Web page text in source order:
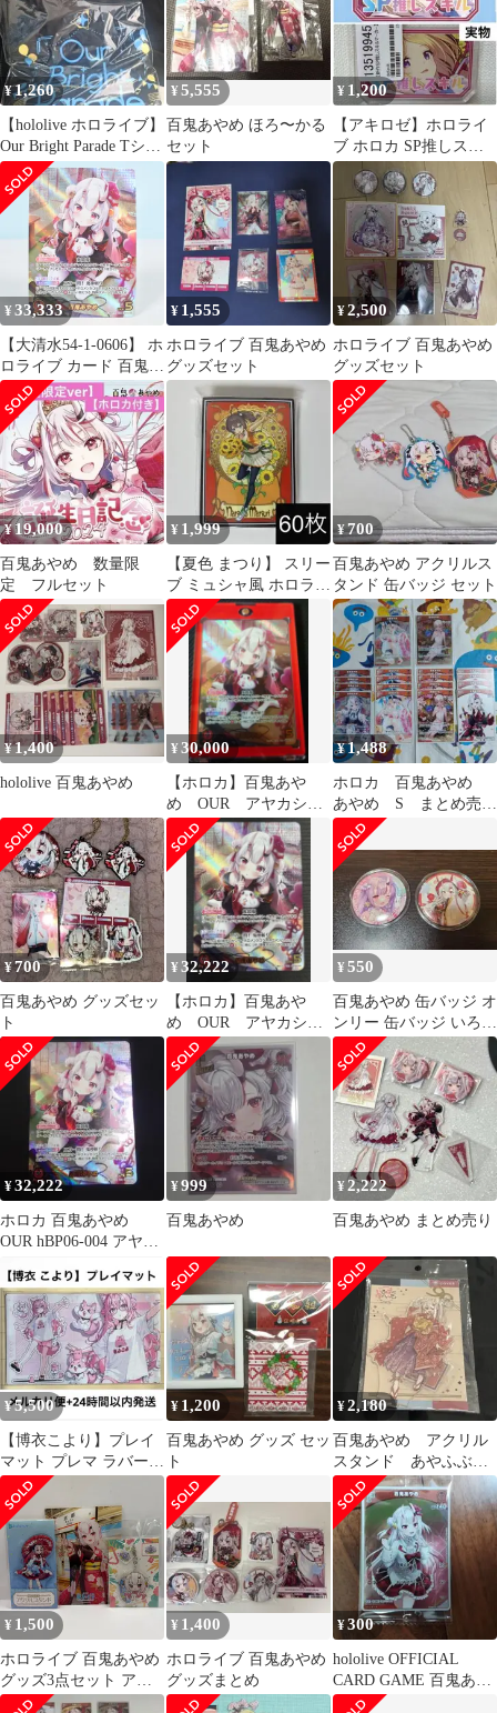
¥1,260
【hololive ホロライブ】
Our Bright Parade Tシャ
ツ
¥5,555
百鬼あやめ ほろ〜かる
セット
¥ 1,200
【アキロゼ】ホロライ
ブ ホロカ SP推しスキ
ルマーカー OUR パラ
レル デッキ
¥33,333
【大清水54-1-0606】 ホ
ロライブ カード 百鬼あ
やめ OUR hBP06-004
¥ 1,555
ホロライブ 百鬼あやめ
グッズセット
¥2,500
ホロライブ 百鬼あやめ
グッズセット
¥19,000
百鬼あやめ 数量限
定 フルセット
¥ 1,999
【夏色 まつり】 スリー
ブ ミュシャ風 ホロライ
ブ hololive OUR 黄
¥700
百鬼あやめ アクリルス
タンド 缶バッジ セット
¥1,400
hololive 百鬼あやめ
¥30,000
【ホロカ】百鬼あや
め OUR アヤカシヴ
ァーミリオン
¥1,488
ホロカ 百鬼あやめ
あやめ S まとめ売
り アヤカシヴァーミ
リオン
¥700
百鬼あやめ グッズセッ
ト
¥32,222
【ホロカ】百鬼あや
め OUR アヤカシヴ
ァーミリオン
¥550
百鬼あやめ 缶バッジ オ
ンリー 缶バッジ いろは
にほへっと あやふぶみ
¥32,222
ホロカ 百鬼あやめ
OUR hBP06-004 アヤカ
¥999
百鬼あやめ
¥2,222
百鬼あやめ まとめ売り
¥5,500
【博衣こより】プレイ
マット プレマ ラバー
白 ホロライブ ホロカ
OUR SR
¥ 1,200
百鬼あやめ グッズ セッ
ト
¥2,180
百鬼あやめ アクリル
スタンド あやふぶ
み 色は匂えども 新
曲リリース記念
¥ 1,500
ホロライブ 百鬼あやめ
グッズ3点セット アク
リルパネル アクスタ キ
¥ 1,400
ホロライブ 百鬼あやめ
グッズまとめ
¥300
hololive OFFICIAL
CARD GAME 百鬼あや
め